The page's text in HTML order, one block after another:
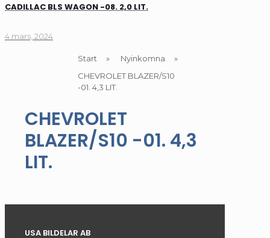
CADILLAC BLS WAGON -08. 2,0 LIT.
4 mars, 2024
Start » Nyinkomna
»
CHEVROLET BLAZER/S10
-01. 4,3 LIT.
CHEVROLET
BLAZER/S10 -01. 4,3
LIT.
USA BILDELAR AB